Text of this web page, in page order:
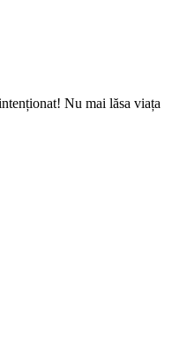
Nu mai lăsa ‪viața‬